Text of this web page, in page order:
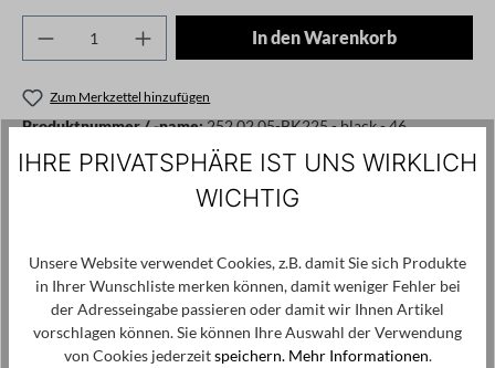
Produkt Anzahl: Gib den gewünschten
In den Warenkorb
Zum Merkzettel hinzufügen
Produktnummer / -name:252.02.05-BK225 - black - 46
Angaben zum Hersteller: BLACK by K&M, Sint Jacobsstraat 25,
Produktgalerie überspringen
Kunden haben sich ebenfalls angesehen
SALE
IHRE PRIVATSPHÄRE IST UNS WIRKLICH
WICHTIG
Unsere Website verwendet Cookies, z.B. damit Sie sich Produkte
in Ihrer Wunschliste merken können, damit weniger Fehler bei
der Adresseingabe passieren oder damit wir Ihnen Artikel
vorschlagen können. Sie können Ihre Auswahl der Verwendung
von Cookies jederzeitspeichern. Mehr Informationen.